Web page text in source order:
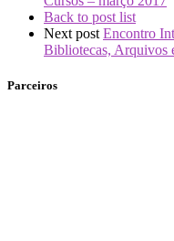
Back to post list
Next post Encontro
Bibliotecas, Arquivos
Parceiros